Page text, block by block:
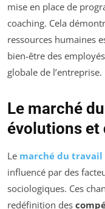
mise en place de
coaching. Cela
ressources humaines
bien-être des
globale de l’entreprise.
Le marché
évolutions et
Le marché du travail
influencé par des
sociologiques. Ces
redéfinition des